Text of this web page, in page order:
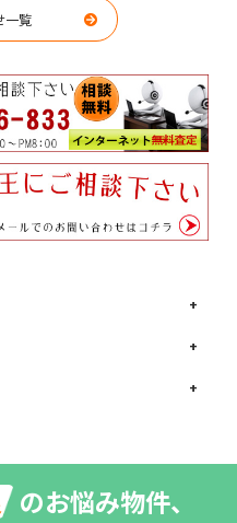
一覧
のお悩み物件、